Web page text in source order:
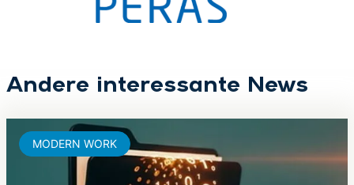
Andere interessante News
MODERN WORK